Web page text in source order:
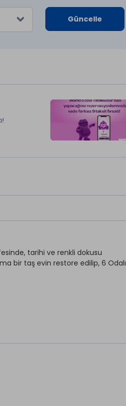
Güncelle
tarihi ve renkli dokusu
bir taş evin restore edilip, 6 Odalı